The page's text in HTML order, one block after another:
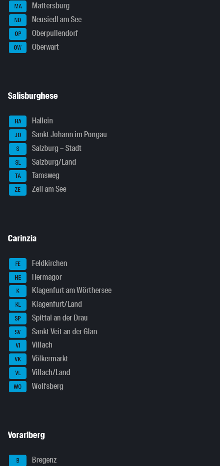
MA Mattersburg
ND Neusiedl am See
OP Oberpullendorf
OW Oberwart
Salisburghese
HA Hallein
JO Sankt Johann im Pongau
S Salzburg – Stadt
SL Salzburg/Land
TA Tamsweg
ZE Zell am See
Carinzia
FE Feldkirchen
HE Hermagor
K Klagenfurt am Wörthersee
KL Klagenfurt/Land
SP Spittal an der Drau
SV Sankt Veit an der Glan
VI Villach
VK Völkermarkt
VL Villach/Land
WO Wolfsberg
Vorarlberg
B Bregenz